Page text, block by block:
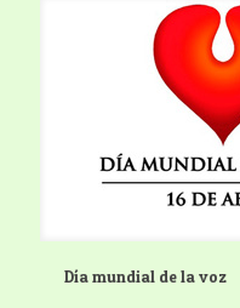
Día mundial de la voz